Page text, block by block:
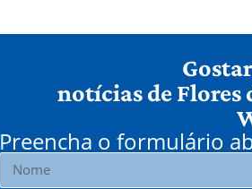
notícias de Flores
Preencha o formulário